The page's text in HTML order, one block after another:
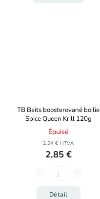
TB Baits boosterované boilie
Spice Queen Krill 120g
Épuisé
2,54 € HTVA
2,85 €
Détail